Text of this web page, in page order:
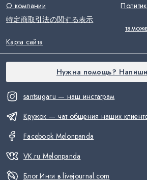
santsugaru — наш инстаграм
Кружок — чат общения наших
Facebook Melonpanda
VK.ru Melonpanda
Блог Инги в livejournal.com
О компании
特定商取引法の関する表示
Карта сайта
Нужна помощь?